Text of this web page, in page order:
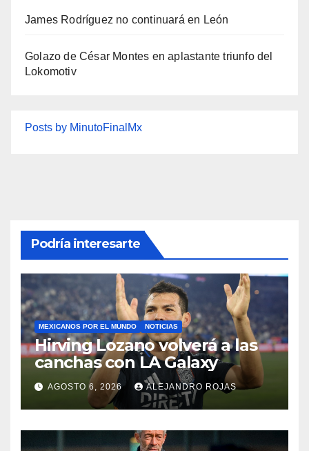
James Rodríguez no continuará en León
Golazo de César Montes en aplastante triunfo del
Lokomotiv
Posts by MinutoFinalMx
Podría interesarte
MEXICANOS POR EL MUNDO NOTICIAS
Hirving Lozano volverá a las
canchas con LA Galaxy
AGOSTO 6, 2026 ALEJANDRO ROJAS